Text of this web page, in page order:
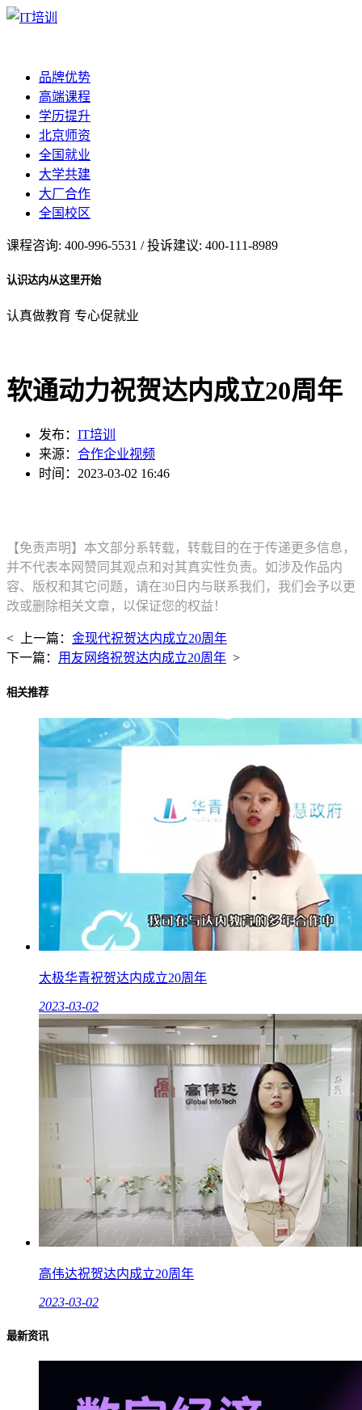
品牌优势
高端课程
学历提升
北京师资
全国就业
大学共建
大厂合作
全国校区
课程咨询: 400-996-5531 / 投诉建议: 400-111-8989
认识达内从这里开始
认真做教育 专心促就业
软通动力祝贺达内成立20周年
发布： IT培训
来源： 合作企业视频
时间：2023-03-02 16:46
【免责声明】本文部分系转载，转载目的在于传递更多信息，
并不代表本网赞同其观点和对其真实性负责。如涉及作品内
容、版权和其它问题，请在30日内与联系我们，我们会予以更
改或删除相关文章，以保证您的权益！
< 上一篇： 金现代祝贺达内成立20周年
下一篇： 用友网络祝贺达内成立20周年 >
相关推荐
太极华青祝贺达内成立20周年
2023-03-02
高伟达祝贺达内成立20周年
2023-03-02
最新资讯